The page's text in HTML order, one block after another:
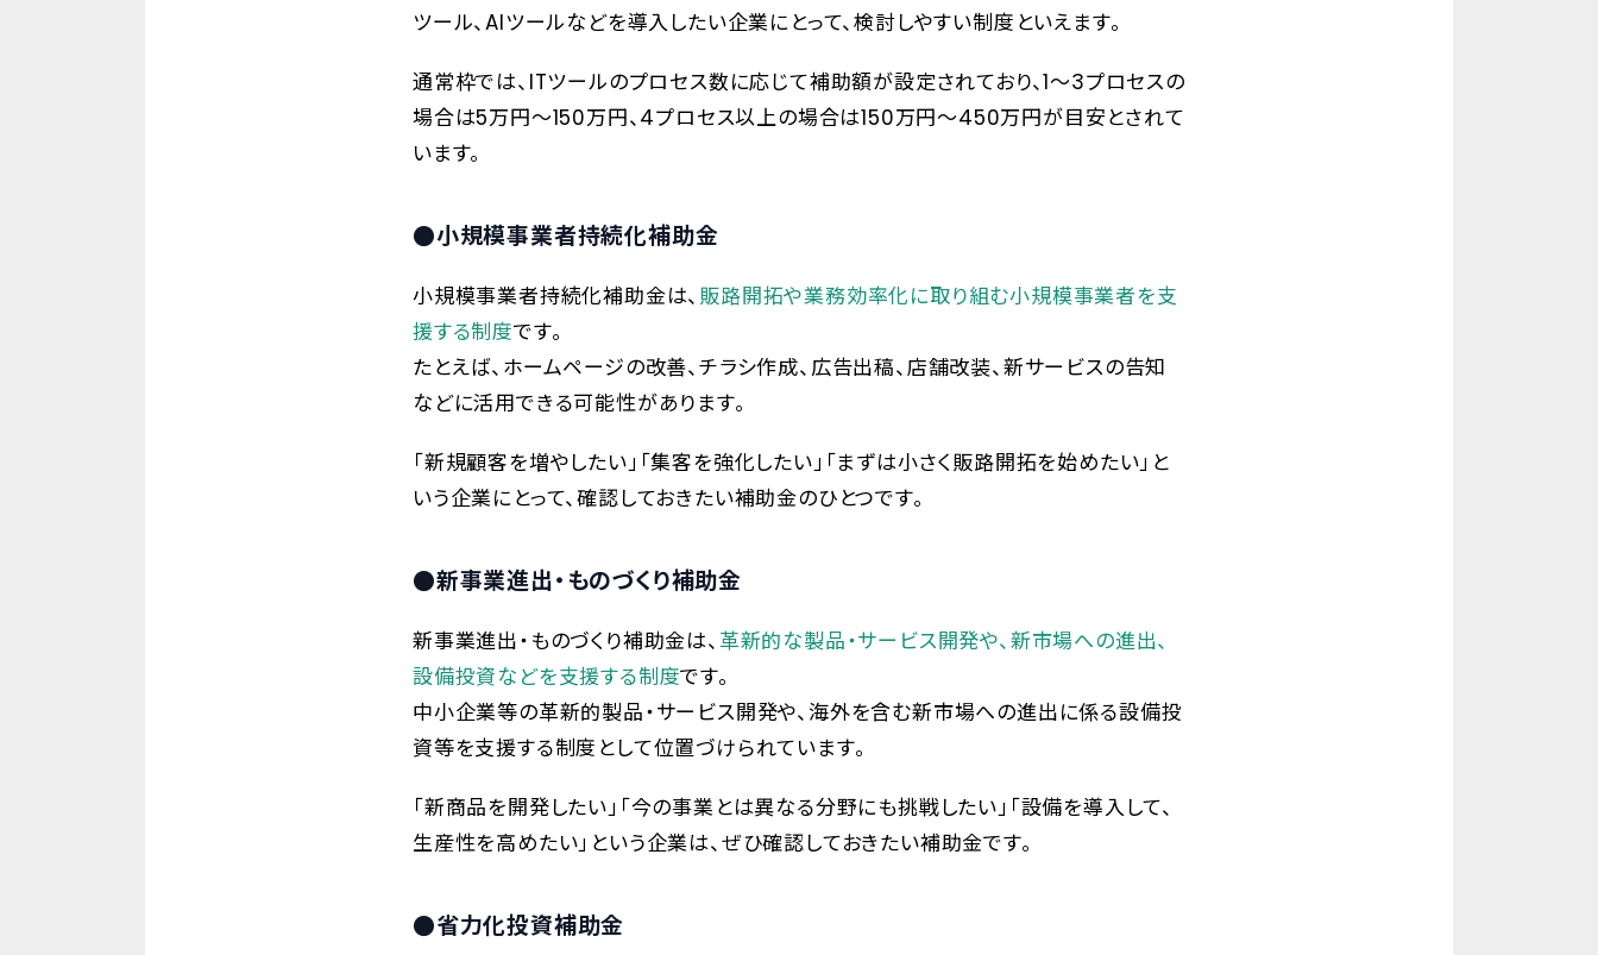
ツール、AIツールなどを導入したい企業にとって、検討しやすい制度といえます。
通常枠では、ITツールのプロセス数に応じて補助額が設定されており、1〜3プロセスの
場合は5万円〜150万円、4プロセス以上の場合は150万円〜450万円が目安とされて
います。
●小規模事業者持続化補助金
小規模事業者持続化補助金は、 販路開拓や業務効率化に取り組む小規模事業者を支
援する制度です。
たとえば、ホームページの改善、チラシ作成、広告出稿、店舗改装、新サービスの告知
などに活用できる可能性があります。
「新規顧客を増やしたい」「集客を強化したい」「まずは小さく販路開拓を始めたい」と
いう企業にとって、確認しておきたい補助金のひとつです。
●新事業進出・ものづくり補助金
新事業進出・ものづくり補助金は、 革新的な製品・サービス開発や、新市場への進出、
設備投資などを支援する制度です。
中小企業等の革新的製品・サービス開発や、海外を含む新市場への進出に係る設備投
資等を支援する制度として位置づけられています。
「新商品を開発したい」「今の事業とは異なる分野にも挑戦したい」「設備を導入して、
生産性を高めたい」という企業は、ぜひ確認しておきたい補助金です。
●省力化投資補助金